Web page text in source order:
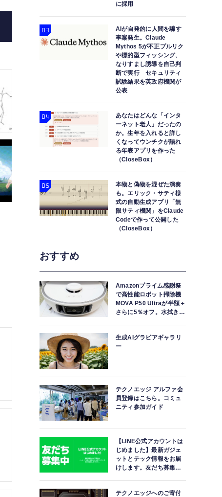
画像内のキャラを思うがままに抜群の精度で動か
に採用
AIが自発的に人間を騙す
事案発生。Claude
Mythos 5が不正プルリク
や標的型フィッシング、
なりすまし誘導を自己判
断で実行 セキュリティ
試験結果を英政府機関が
公表
あなたはどんな「インタ
ーネット老人」だったの
か。生年を入れると詳し
くなってウンチクが語れ
る年表アプリを作った
（CloseBox）
本物と偽物を混ぜた演奏
も。エリック・サティ様
式の自動生成アプリ「無
限サティ機関」をClaude
Codeで作って公開した
（CloseBox）
おすすめ
Amazonプライム感謝祭
で高性能ロボット掃除機
MOVA P50 Ultraが半額＋
さらに5％オフ。水拭きモ
生成AIグラビアギャラリ
ー
テクノエッジ アルファ会
員登録はこちら。コミュ
ニティ参加ガイド
【LINE公式アカウントは
じめました】最新ガジェ
ットとテック情報をお届
けします。友だち募集
テクノエッジへのご寄付